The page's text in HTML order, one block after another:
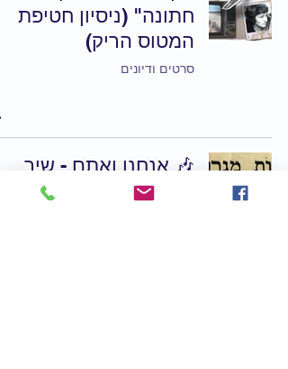
חתונה" (ניסיון חטיפת
המטוס הריק)
סרטים ודיונים
🎶 אנחנו ואתם - שיר
בעקבות מכתב ח"י